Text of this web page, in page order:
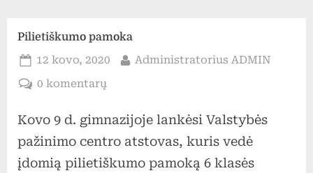
Pilietiškumo pamoka
Posted
on
12 kovo, 2020 By
Administratorius ADMIN
0 komentarųįraše
pamoka
Kovo 9 d. gimnazijoje lankėsi Valstybės
pažinimo centro atstovas, kuris vedė
įdomią pilietiškumo pamoką 6 klasės